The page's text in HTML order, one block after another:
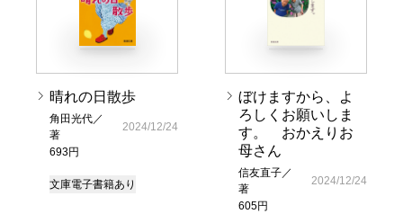
晴れの日散歩
角田光代／
著
693円
2024/12/24
文庫電子書籍あり
ぼけますから、よ
ろしくお願いしま
す。 おかえりお
母さん
信友直子／
著
605円
2024/12/24